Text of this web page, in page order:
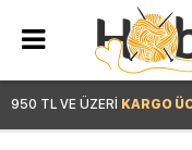
950 TL VE ÜZERİ KARGO